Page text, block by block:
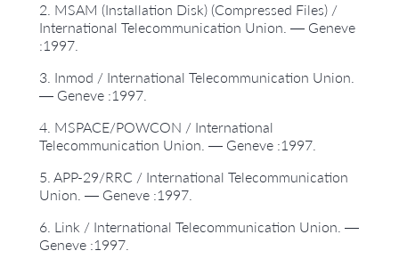
2. MSAM (Installation Disk) (Compressed Files) /
International Telecommunication Union. — Geneve
:1997.
3. Inmod / International Telecommunication Union.
— Geneve :1997.
4. MSPACE/POWCON / International
Telecommunication Union. — Geneve :1997.
5. APP-29/RRC / International Telecommunication
Union. — Geneve :1997.
6. Link / International Telecommunication Union. —
Geneve :1997.